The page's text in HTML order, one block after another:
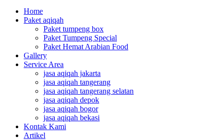
Home
Paket aqiqah
Paket tumpeng box
Paket Tumpeng Special
Paket Hemat Arabian Food
Gallery
Service Area
jasa aqiqah jakarta
jasa aqiqah tangerang
jasa aqiqah tangerang selatan
jasa aqiqah depok
jasa aqiqah bogor
jasa aqiqah bekasi
Kontak Kami
Artikel